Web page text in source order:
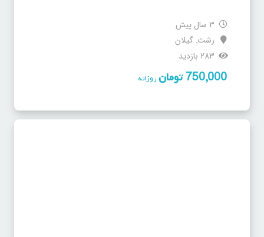
3 سال پیش
رشت,گیلان
283 بازدید
750,000 تومانروزانه